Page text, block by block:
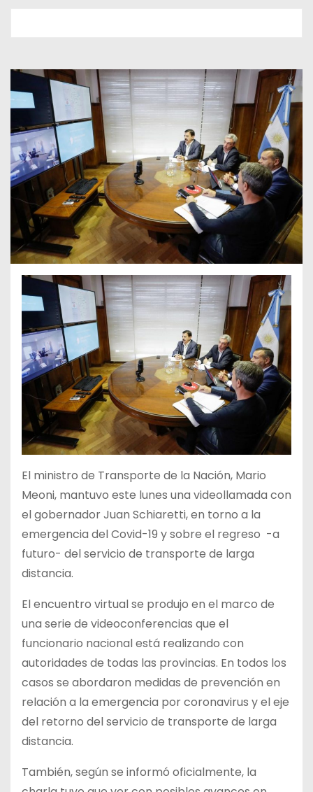
El ministro de Transporte de la Nación, Mario
Meoni, mantuvo este lunes una videollamada con
el gobernador Juan Schiaretti, en torno a la
emergencia del Covid-19 y sobre el regreso -a
futuro- del servicio de transporte de larga
distancia.
El encuentro virtual se produjo en el marco de
una serie de videoconferencias que el
funcionario nacional está realizando con
autoridades de todas las provincias. En todos los
casos se abordaron medidas de prevención en
relación a la emergencia por coronavirus y el eje
del retorno del servicio de transporte de larga
distancia.
También, según se informó oficialmente, la